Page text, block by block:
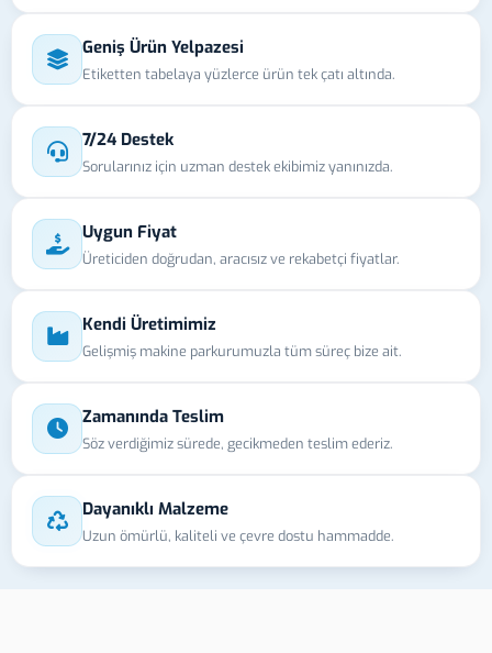
Geniş Ürün Yelpazesi
Etiketten tabelaya yüzlerce ürün tek çatı altında.
7/24 Destek
Sorularınız için uzman destek ekibimiz yanınızda.
Uygun Fiyat
Üreticiden doğrudan, aracısız ve rekabetçi fiyatlar.
Kendi Üretimimiz
Gelişmiş makine parkurumuzla tüm süreç bize ait.
Zamanında Teslim
Söz verdiğimiz sürede, gecikmeden teslim ederiz.
Dayanıklı Malzeme
Uzun ömürlü, kaliteli ve çevre dostu hammadde.